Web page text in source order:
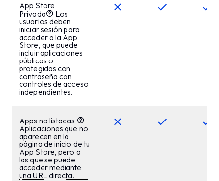
App Store
Privada
Los
usuarios deben
iniciar sesión para
acceder a la App
Store, que puede
incluir aplicaciones
públicas o
protegidas con
contraseña con
controles de acceso
independientes.
Apps no listadas
Aplicaciones que no
aparecen en la
página de inicio de tu
App Store, pero a
las que se puede
acceder mediante
una URL directa.